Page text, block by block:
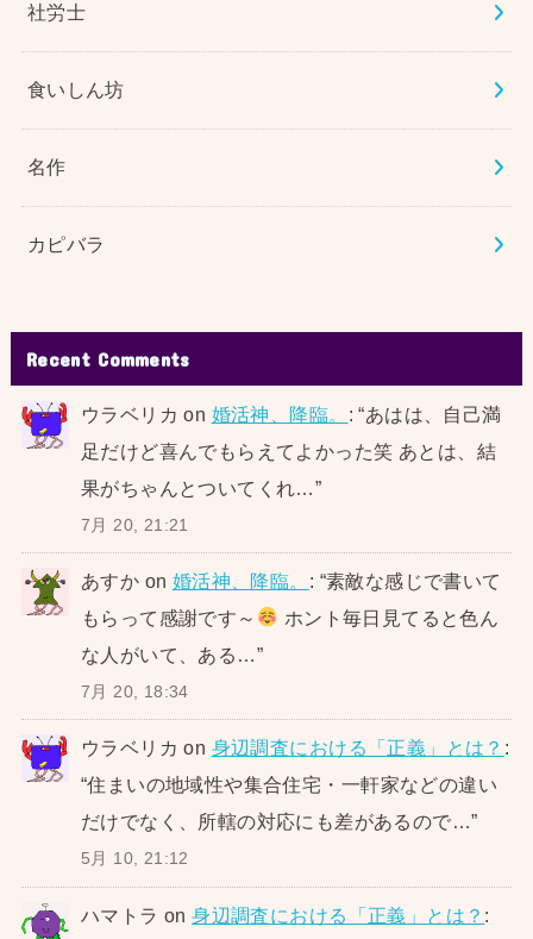
社労士
食いしん坊
名作
カピバラ
Recent Comments
ウラベリカ on 婚活神、降臨。 : “あはは、自己満
足だけど喜んでもらえてよかった笑 あとは、結
果がちゃんとついてくれ… ”
7月 20, 21:21
あすか on 婚活神、降臨。 : “素敵な感じで書いて
もらって感謝です～
ホント毎日見てると色ん
な人がいて、ある…”
7月 20, 18:34
ウラベリカ on 身辺調査における「正義」とは？ :
“住まいの地域性や集合住宅・一軒家などの違い
だけでなく、所轄の対応にも差があるので…”
5月 10, 21:12
ハマトラ on身辺調査における「正義」とは？ :